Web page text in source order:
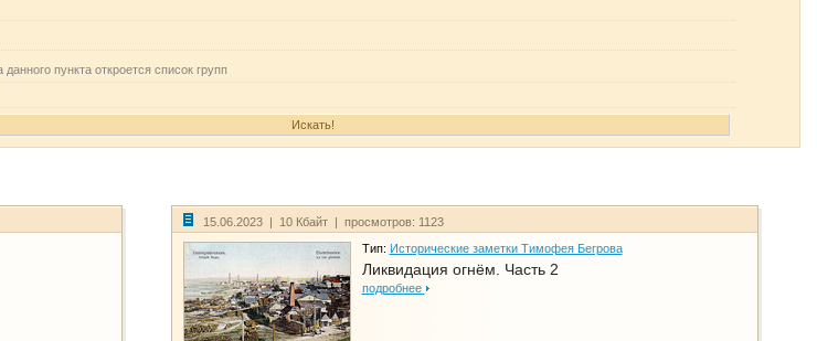
пункта откроется список групп
15.06.2023 | 10 Кбайт | просмотров: 1123
Тип: Исторические заметки Тимофея Бегрова
Ликвидация огнём. Часть 2
подробнее